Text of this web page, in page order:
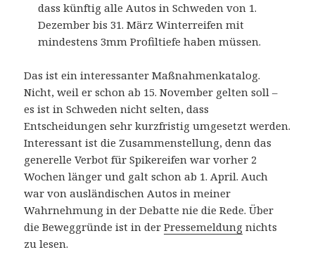
dass künftig alle Autos in Schweden von 1.
Dezember bis 31. März Winterreifen mit
mindestens 3mm Profiltiefe haben müssen.
Das ist ein interessanter Maßnahmenkatalog.
Nicht, weil er schon ab 15. November gelten soll –
es ist in Schweden nicht selten, dass
Entscheidungen sehr kurzfristig umgesetzt werden.
Interessant ist die Zusammenstellung, denn das
generelle Verbot für Spikereifen war vorher 2
Wochen länger und galt schon ab 1. April. Auch
war von ausländischen Autos in meiner
Wahrnehmung in der Debatte nie die Rede. Über
die Beweggründe ist in derPressemeldung nichts
zu lesen.